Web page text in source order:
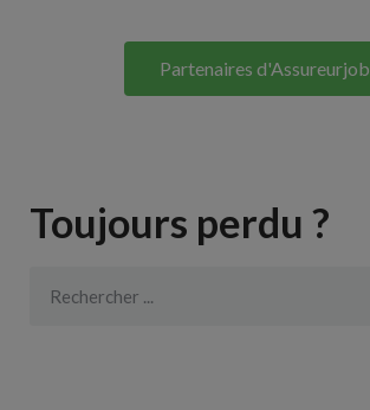
Partenaires d'Assureurjob
Toujours perdu ?